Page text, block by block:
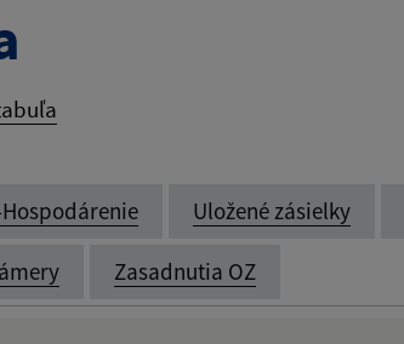
Uložené zásielky
Zasadnutia OZ